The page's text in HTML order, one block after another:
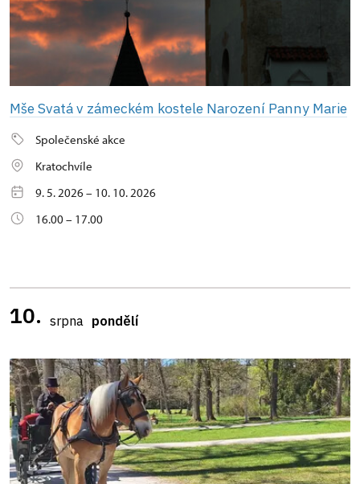
Mše Svatá v zámeckém kostele Narození Panny Marie
Společenské akce
Kratochvíle
9. 5. 2026 – 10. 10. 2026
16.00 – 17.00
10. srpna pondělí